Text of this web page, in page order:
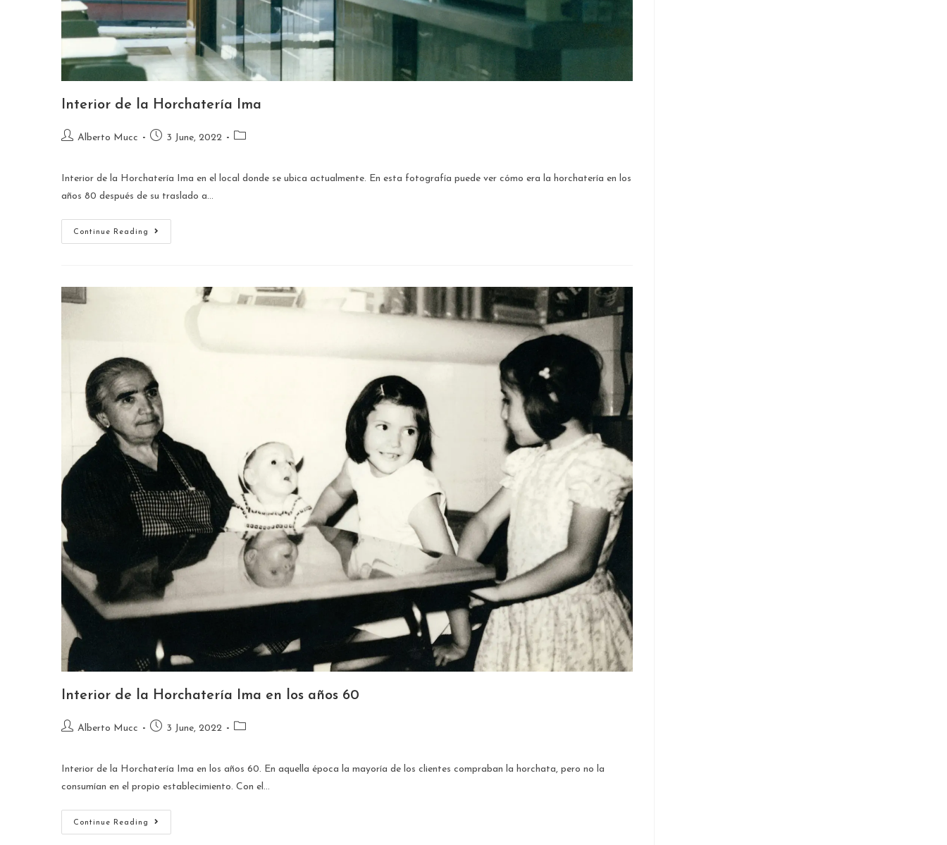
Interior de la Horchatería Ima
Alberto Mucc 3 June, 2022
Interior de la Horchatería Ima en el local donde se ubica actualmente. En esta fotografía puede ver cómo era la horchatería en los
años 80 después de su traslado a…
Continue Reading
Interior de la Horchatería Ima en los años 60
Alberto Mucc 3 June, 2022
Interior de la Horchatería Ima en los años 60. En aquella época la mayoría de los clientes compraban la horchata, pero no la
consumían en el propio establecimiento. Con el…
Continue Reading